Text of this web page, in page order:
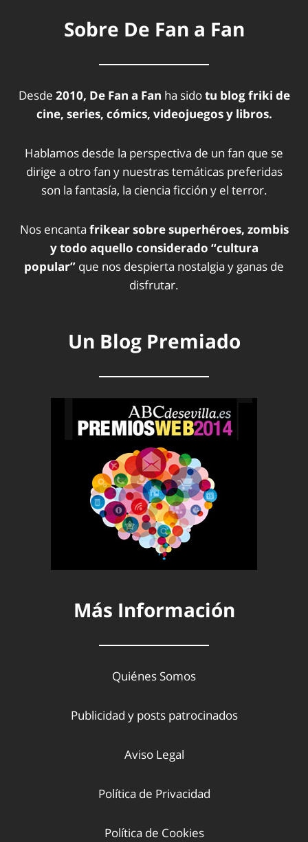
Sobre De Fan a Fan
Desde 2010, De Fan a Fan ha sidotu blog friki de
cine, series, cómics, videojuegos y libros.
Hablamos desde la perspectiva de un fan que se
dirige a otro fan y nuestras temáticas preferidas
son la fantasía, la ciencia ficción y el terror.
Nos encanta frikear sobre superhéroes, zombis
y todo aquello considerado “cultura
popular” que nos despierta nostalgia y ganas de
disfrutar.
Un Blog Premiado
Más Información
Quiénes Somos
Publicidad y posts patrocinados
Aviso Legal
Política de Privacidad
Política de Cookies